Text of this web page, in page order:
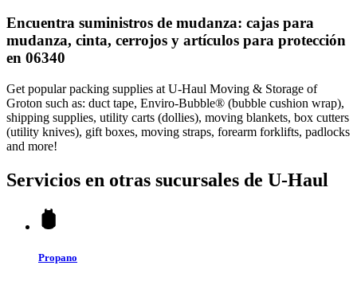
Encuentra suministros de mudanza: cajas para
mudanza, cinta, cerrojos y artículos para protección
en 06340
Get popular packing supplies at U-Haul Moving & Storage of
Groton such as: duct tape, Enviro-Bubble® (bubble cushion wrap),
shipping supplies, utility carts (dollies), moving blankets, box cutters
(utility knives), gift boxes, moving straps, forearm forklifts, padlocks
and more!
Servicios en otras sucursales de U-Haul
Propano